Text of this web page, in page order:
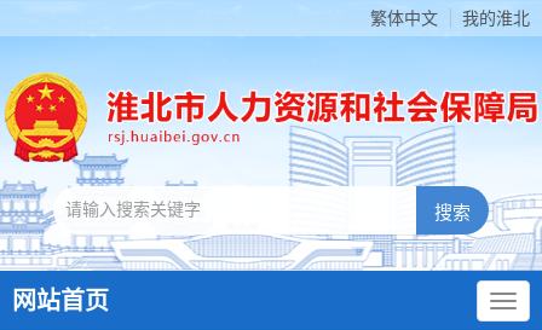
繁体中文 我的淮北
网站首页